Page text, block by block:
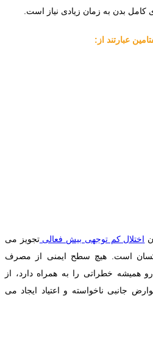
کامل بدن به زمان زیادی نیاز است.
عبارتند از:
اختلال کم توجهی بیش فعالیتجویز می
است. هیچ سطح ایمنی از مصرف
همیشه خطراتی را به همراه دارد، از
جانبی ناخواسته و اعتیاد ایجاد می